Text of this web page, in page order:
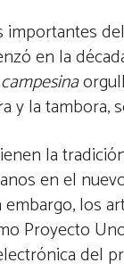
en la
campesina
y la tambora,
la
en el
embargo, los
Proyecto
del